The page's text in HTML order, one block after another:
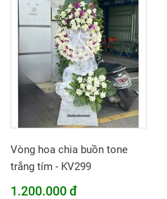
Vòng hoa chia buồn tone
trắng tím - KV299
1.200.000 đ